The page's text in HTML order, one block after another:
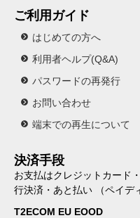
ご利用ガイド
はじめての方へ
利用者ヘルプ(Q&A)
パスワードの再発行
お問い合わせ
端末での再生について
決済手段
お支払はクレジットカード
行決済・あと払い （ペイデ
T2ECOM EU EOOD